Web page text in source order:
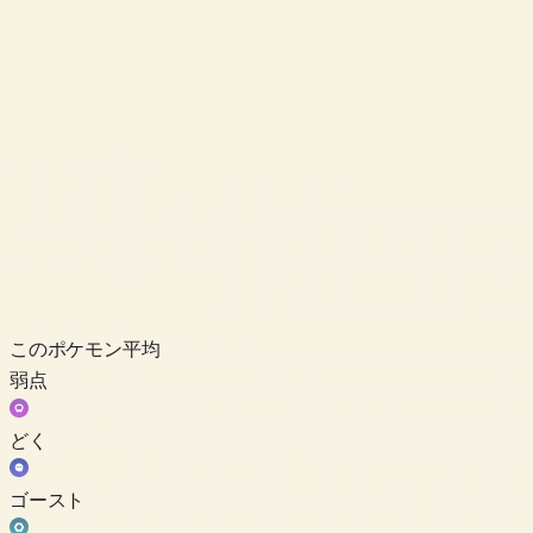
このポケモン平均
弱点
どく
ゴースト